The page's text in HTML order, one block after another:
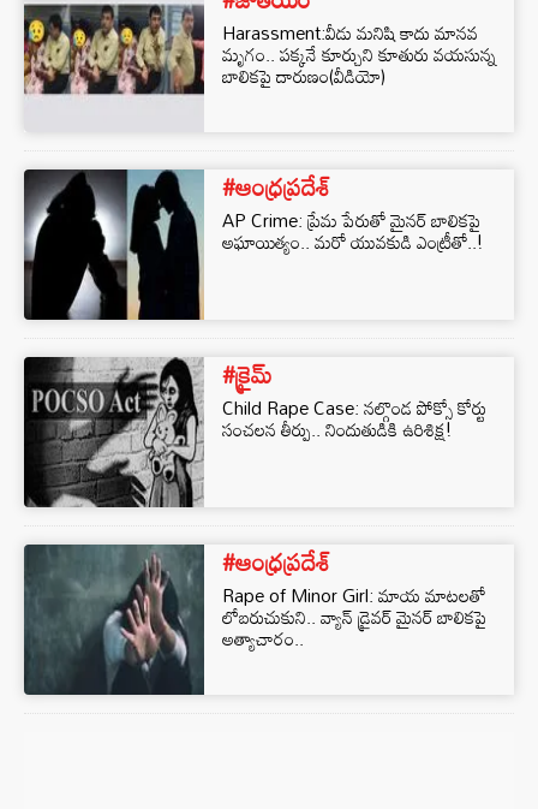
Harassment:వీడు మనిషి కాదు మానవ
మృగం.. పక్కనే కూర్చుని కూతురు వయసున్న
బాలికపై దారుణం(వీడియో)
#ఆంధ్రప్రదేశ్
AP Crime: ప్రేమ పేరుతో మైనర్ బాలికపై
అఘాయిత్యం.. మరో యువకుడి ఎంట్రీతో..!
#క్రైమ్
Child Rape Case: నల్గొండ పోక్సో కోర్టు
సంచలన తీర్పు.. నిందుతుడికి ఉరిశిక్ష!
#ఆంధ్రప్రదేశ్
Rape of Minor Girl: మాయ మాటలతో
లోబరుచుకుని.. వ్యాన్ డ్రైవర్ మైనర్ బాలికపై
అత్యాచారం..